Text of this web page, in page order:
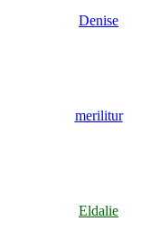
Denise
merilitur
Eldalie